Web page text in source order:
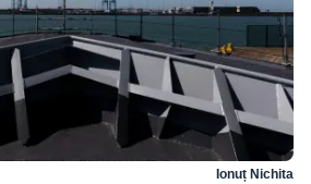
Ionuț Nichita